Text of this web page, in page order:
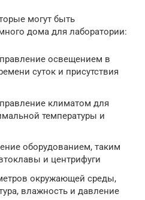
могут быть
дома для лаборатории:
освещением в
суток и присутствия
климатом для
температуры и
оборудованием, таким
и центрифуги
окружающей среды,
влажность и давление